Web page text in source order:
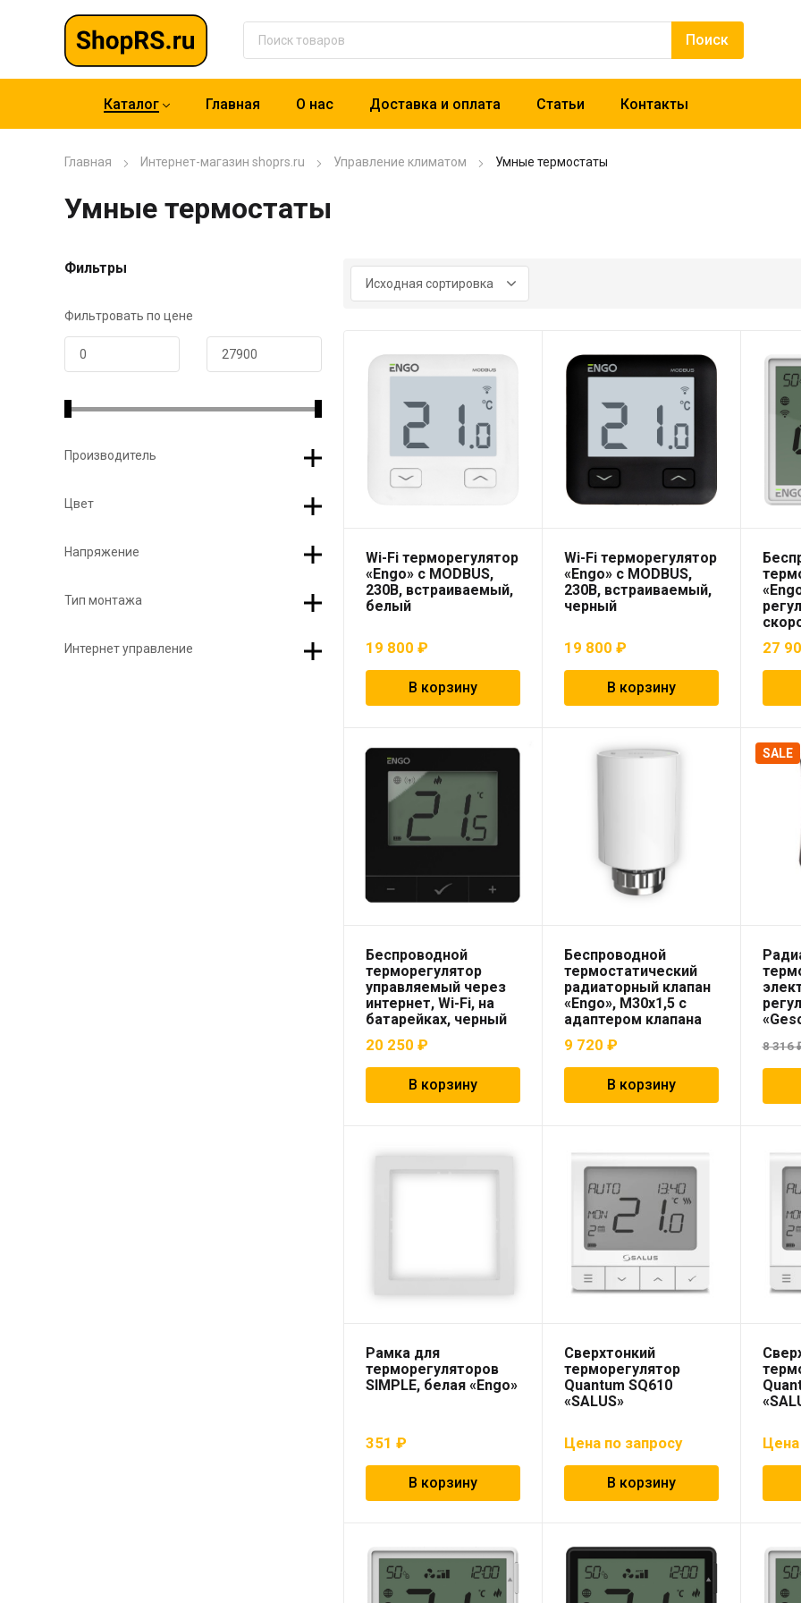
Каталог Главная О нас Доставка и оплата Статьи Контакты
Главная Интернет-магазин shoprs.ru Управление климатом Умные термостаты
Умные термостаты
Фильтры
Фильтровать по цене
Производитель
Цвет
Напряжение
Тип монтажа
Интернет управление
Wi-Fi терморегулятор
«Engo» с MODBUS,
230В, встраиваемый,
белый
19 800 ₽
В корзину
Wi-Fi терморегулятор
«Engo» с MODBUS,
230В, встраиваемый,
черный
19 800 ₽
В корзину
27
Беспроводной
терморегулятор
управляемый через
интернет, Wi-Fi, на
батарейках, черный
20 250 ₽
В корзину
Беспроводной
термостатический
радиаторный клапан
«Engo», M30x1,5 с
адаптером клапана
питанием, белый 868
МГц
9 720 ₽
В корзину
SALE
8 316
Рамка для
терморегуляторов
SIMPLE, белая «Engo»
351 ₽
В корзину
Сверхтонкий
терморегулятор
Quantum SQ610
«SALUS»
Цена по запросу
В корзину
Цена